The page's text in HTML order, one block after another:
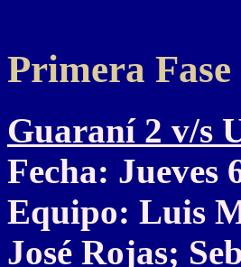
Primera
Guaraní 2 v/s
Fecha: Jueves
Equipo: Luis
José Rojas;